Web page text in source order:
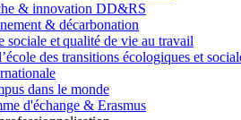
& innovation DD&RS
& décarbonation
sociale et qualité de vie au travail
des transitions écologiques et
dans le monde
d'échange & Erasmus